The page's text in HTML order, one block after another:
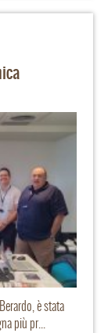
è stata
più pr...